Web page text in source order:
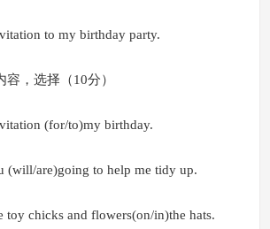
to my birthday party.
容，选择（10分）
(for/to)my birthday.
(will/are)going to help me tidy up.
toy chicks and flowers(on/in)the hats.